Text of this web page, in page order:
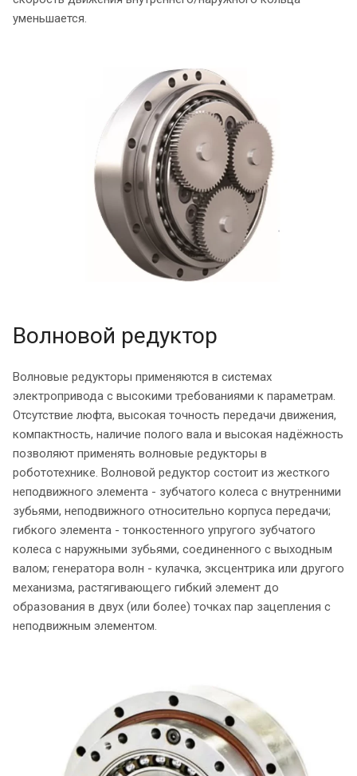
уменьшается.
Волновой редуктор
Волновые редукторы применяются в системах
электропривода с высокими требованиями к параметрам.
Отсутствие люфта, высокая точность передачи движения,
компактность, наличие полого вала и высокая надёжность
позволяют применять волновые редукторы в
робототехнике. Волновой редуктор состоит из жесткого
неподвижного элемента - зубчатого колеса с внутренними
зубьями, неподвижного относительно корпуса передачи;
гибкого элемента - тонкостенного упругого зубчатого
колеса с наружными зубьями, соединенного с выходным
валом; генератора волн - кулачка, эксцентрика или другого
механизма, растягивающего гибкий элемент до
образования в двух (или более) точках пар зацепления с
неподвижным элементом.